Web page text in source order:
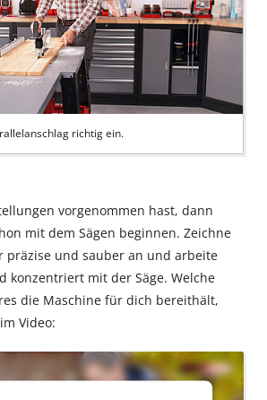
richtig ein.
vorgenommen hast, dann
mit dem Sägen beginnen. Zeichne
präzise und sauber an und arbeite
konzentriert mit der Säge. Welche
die Maschine für dich bereithält,
Video: